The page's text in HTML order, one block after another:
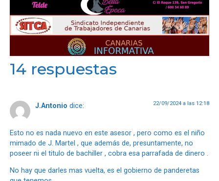
14 respuestas
J.Antonio dice: 22/09/2024 a las 12:18
Esto no es nada nuevo en este asesor , pero como es el niño
mimado de J. Martel , que además de, presuntamente, no
poseer ni el titulo de bachiller , cobra esa parrafada de dinero .
No hay que darles mas vuelta, es el gobierno de panderetas